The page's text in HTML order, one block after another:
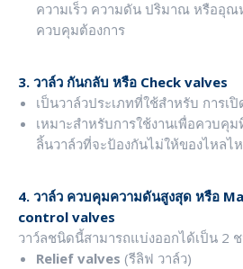
ความเร็ว ความดัน ปริมาณ หรืออุณ
ควบคุมต้องการ
3. วาล์ว กันกลับ หรือ Check valves
เป็นวาล์วประเภทที่ใช้สำหรับ การเ
เหมาะสำหรับการใช้งานเพื่อควบคุ
ลิ้นวาล์วที่จะป้องกันไม่ให้ของไหลไ
4. วาล์ว ควบคุมความดันสูงสุด หรือ
control valves
วาว์ลชนิดนี้สามารถแบ่งออกได้เป็น 2
Relief valves (รีลิฟ วาล์ว)